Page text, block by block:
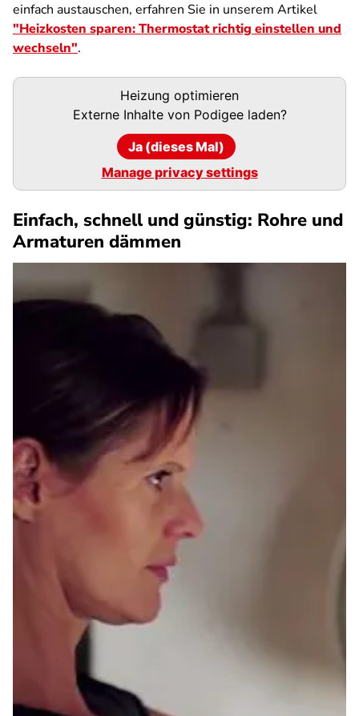
einfach austauschen, erfahren Sie in unserem Artikel
"Heizkosten sparen: Thermostat richtig einstellen und
wechseln".
Podigee-
Heizung optimieren
Externe Inhalte von Podigeeladen?
Ja (dieses Mal)
Manage privacy settings
Einfach, schnell und günstig: Rohre und
Armaturen dämmen